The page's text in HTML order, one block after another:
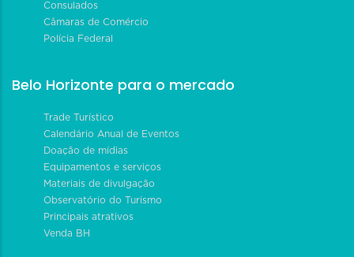
Consulados
Câmaras de Comércio
Polícia Federal
Belo Horizonte para o mercado
Trade Turístico
Calendário Anual de Eventos
Doação de mídias
Equipamentos e serviços
Materiais de divulgação
Observatório do Turismo
Principais atrativos
Venda BH